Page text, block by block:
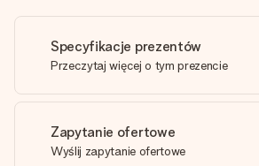
Specyfikacje prezentów
Przeczytaj więcej o tym prezencie
Zapytanie ofertowe
Wyślij zapytanie ofertowe